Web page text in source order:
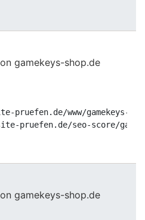
pruefen.de/www/gamekeys-
pruefen.de/seo-score/